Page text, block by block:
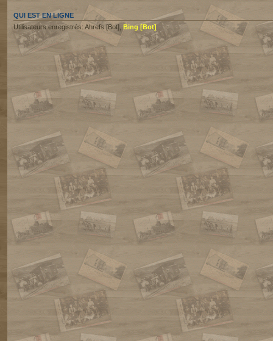
QUI EST EN LIGNE
Utilisateurs enregistrés: Ahrefs [Bot], Bing [Bot]